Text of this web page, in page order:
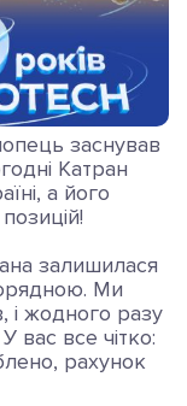
заснував
Катран
а його
залишилася
Ми
і жодного разу
вас все чітко:
рахунок